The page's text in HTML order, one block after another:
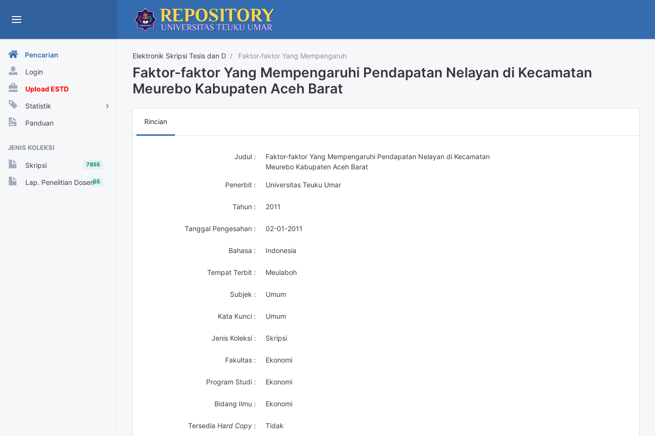
Pencarian
Login
Upload ESTD
Statistik
View Harian
Rekap View Bulanan
Rekap View Harian
Panduan
JENIS KOLEKSI
Skripsi 7855
Lap. Penelitian Dosen55
Elektronik Skripsi Tesis dan D Faktor-faktor Yang Mempengaruh
Faktor-faktor Yang Mempengaruhi Pendapatan Nelayan di Kecamatan
Meurebo Kabupaten Aceh Barat
Rincian
Judul :
Faktor-faktor Yang Mempengaruhi Pendapatan Nelayan di Kecamatan
Meurebo Kabupaten Aceh Barat
Penerbit : Universitas Teuku Umar
Tahun : 2011
Tanggal Pengesahan : 02-01-2011
Bahasa : Indonesia
Tempat Terbit : Meulaboh
Subjek : Umum
Kata Kunci : Umum
Jenis Koleksi : Skripsi
Fakultas : Ekonomi
Program Studi : Ekonomi
Bidang Ilmu : Ekonomi
Tersedia Hard Copy : Tidak